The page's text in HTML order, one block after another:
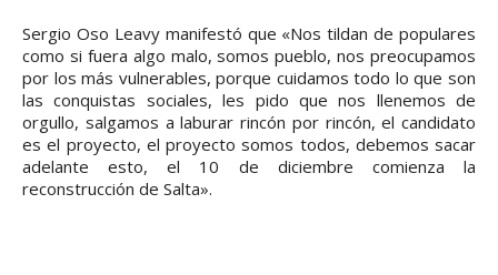
Sergio Oso Leavy manifestó que «Nos tildan de populares
como si fuera algo malo, somos pueblo, nos preocupamos
por los más vulnerables, porque cuidamos todo lo que son
las conquistas sociales, les pido que nos llenemos de
orgullo, salgamos a laburar rincón por rincón, el candidato
es el proyecto, el proyecto somos todos, debemos sacar
adelante esto, el 10 de diciembre comienza la
reconstrucción de Salta».